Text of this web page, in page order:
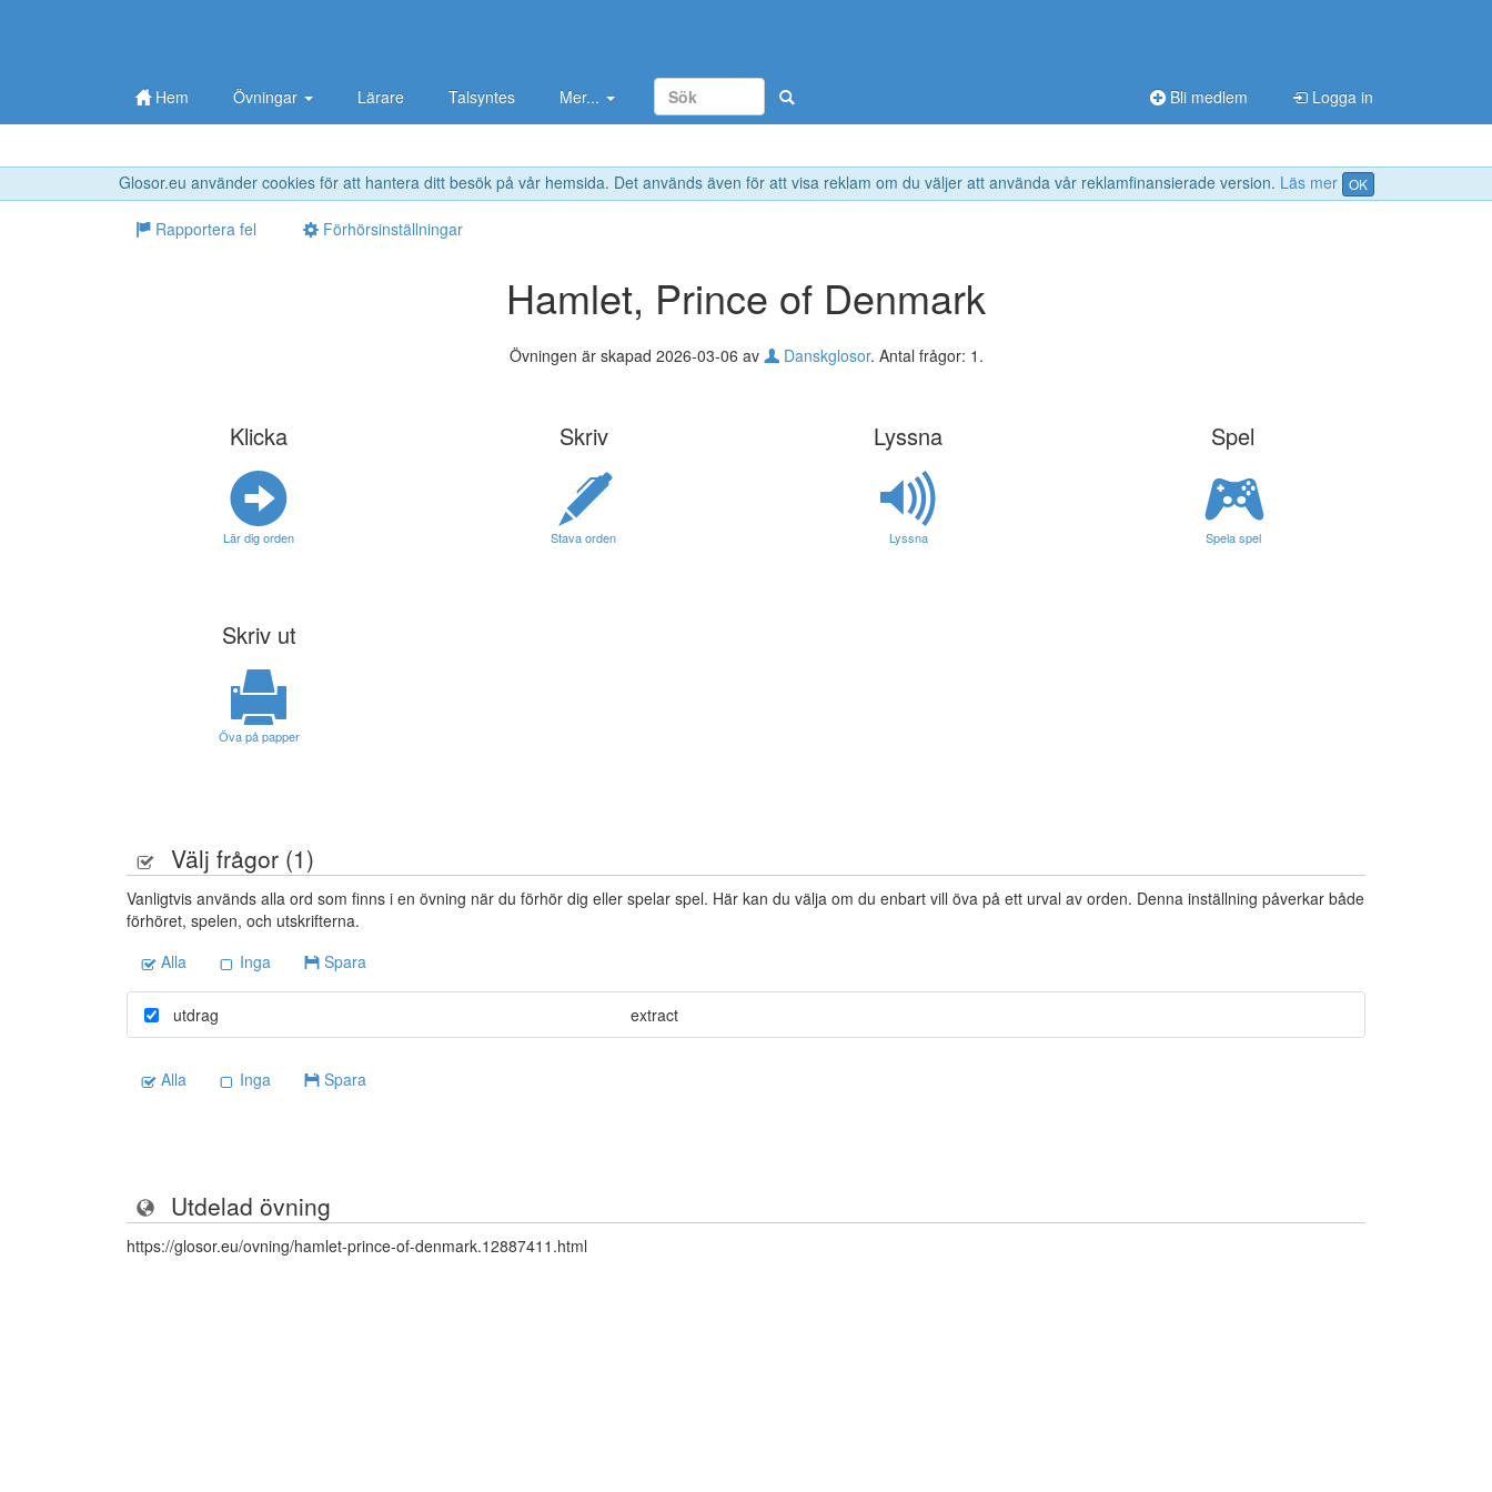
Glosor.eu använder cookies för att hantera ditt besök på vår hemsida. Det används även för att visa reklam om du väljer att använda vår reklamfinansierade version. Läs mer OK
Hem Övningar Lärare Talsyntes Mer... Bli medlem Logga in
Rapportera fel Förhörsinställningar
Hamlet, Prince of Denmark
Övningen är skapad 2026-03-06 av Danskglosor. Antal frågor: 1.
Klicka
Lär dig orden
Skriv
Stava orden
Lyssna
Lyssna
Spel
Spela spel
Skriv ut
Öva på papper
Välj frågor (1)
Vanligtvis används alla ord som finns i en övning när du förhör dig eller spelar spel. Här kan du välja om du enbart vill öva på ett urval av orden. Denna inställning påverkar både
förhöret, spelen, och utskrifterna.
Alla
Inga Spara
utdrag extract
Alla Inga Spara
Utdelad övning
https://glosor.eu/ovning/hamlet-prince-of-denmark.12887411.html